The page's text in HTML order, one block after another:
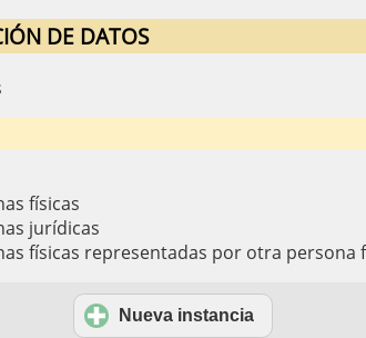
DE DATOS
físicas
jurídicas
físicas representadas por otra persona
Nueva instancia